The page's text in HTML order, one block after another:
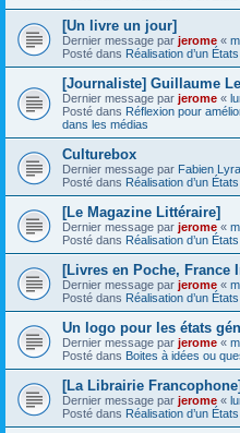
[Un livre un jour]
Dernier message par jerome «
Posté dans Réalisation d’un
[Journaliste] Guillaume
Dernier message par jerome «
Posté dans Réflexion pour
dans les médias
Culturebox
Dernier message par Fabien
Posté dans Réalisation d’un
[Le Magazine Littéraire]
Dernier message par jerome «
Posté dans Réalisation d’un
[Livres en Poche, France
Dernier message par jerome «
Posté dans Réalisation d’un
Un logo pour les états
Dernier message par jerome «
Posté dans Boites à idées ou
[La Librairie
Dernier message par jerome «
Posté dans Réalisation d’un